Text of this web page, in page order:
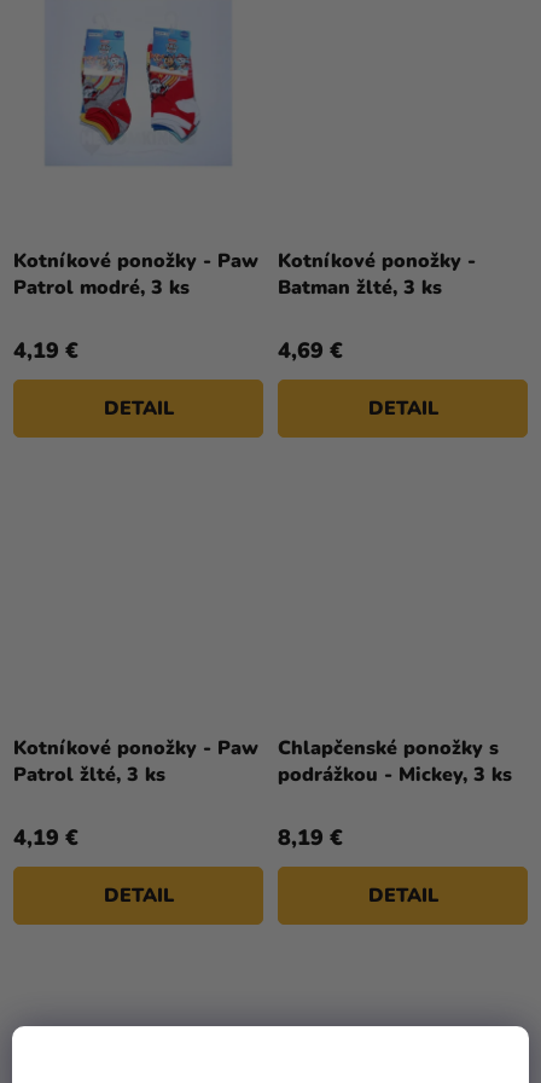
Kotníkové ponožky - Paw
Patrol modré, 3 ks
4,19 €
DETAIL
Kotníkové ponožky -
Batman žlté, 3 ks
4,69 €
DETAIL
Kotníkové ponožky - Paw
Patrol žlté, 3 ks
4,19 €
DETAIL
Chlapčenské ponožky s
podrážkou - Mickey, 3 ks
8,19 €
DETAIL